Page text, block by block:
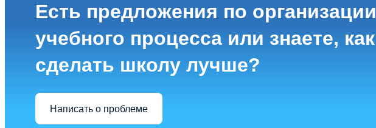
Есть предложения по организации
учебного процесса или знаете, как
сделать школу лучше?
Написать о проблеме